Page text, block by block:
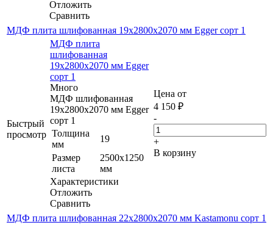
Отложить
Сравнить
МДФ плита шлифованная 19х2800х2070 мм Egger сорт 1
Быстрый
просмотр
МДФ плита
шлифованная
19х2800х2070 мм Egger
сорт 1
Много
МДФ шлифованная
19х2800х2070 мм Egger
сорт 1
Толщина
мм
19
Размер
листа
2500х1250
мм
Характеристики
Отложить
Сравнить
Цена от
4 150 ₽
-
+
В корзину
МДФ плита шлифованная 22х2800х2070 мм Kastamonu сорт 1